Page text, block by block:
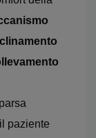
paziente